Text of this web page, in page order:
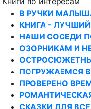
В РУЧКИ
КНИГА -
НАШИ СОСЕДИ
ОЗОРНИКАМ И
ПОГРУЖАЕМСЯ
ПРОВЕРЕНО
СКАЗКИ ДЛЯ